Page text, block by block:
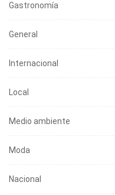
Gastronomía
General
Internacional
Local
Medio ambiente
Moda
Nacional